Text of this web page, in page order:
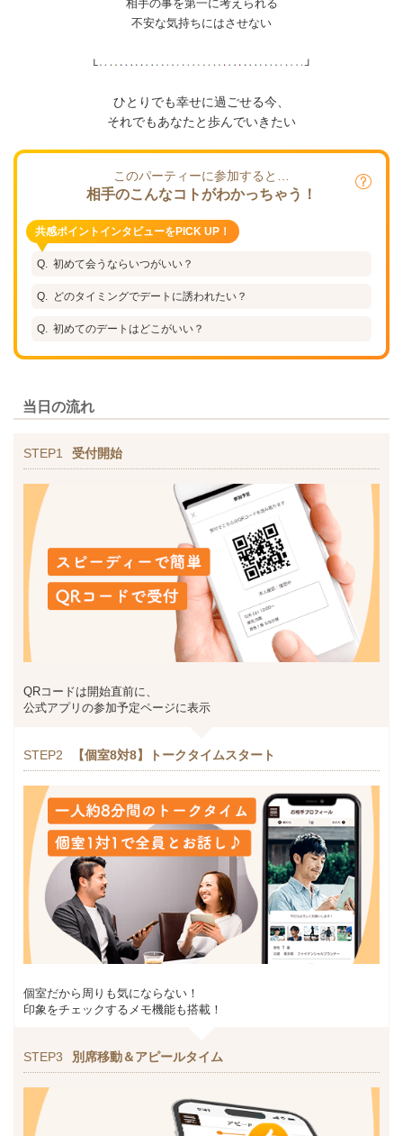
相手の事を第一に考えられる
不安な気持ちにはさせない
ひとりでも幸せに過ごせる今、
それでもあなたと歩んでいきたい
このパーティーに参加すると…
相手のこんなコトがわかっちゃう！
共感ポイントインタビューをPICK UP！
初めて会うならいつがいい？
どのタイミングでデートに誘われたい？
初めてのデートはどこがいい？
当日の流れ
STEP1 受付開始
QRコードは開始直前に、
公式アプリの参加予定ページに表示
STEP2 【個室8対8】トークタイムスタート
個室だから周りも気にならない！
印象をチェックするメモ機能も搭載！
STEP3 別席移動＆アピールタイム